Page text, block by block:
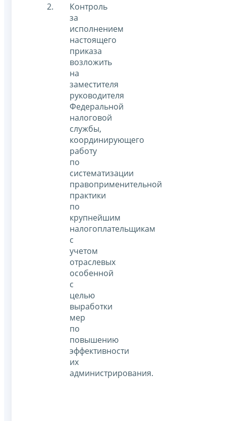
Контроль
за
исполнением
настоящего
приказа
возложить
на
заместителя
руководителя
Федеральной
налоговой
службы,
координирующего
работу
по
систематизации
правоприменительной
практики
по
крупнейшим
налогоплательщикам
с
учетом
отраслевых
особенной
с
целью
выработки
мер
по
повышению
эффективности
их
администрирования.